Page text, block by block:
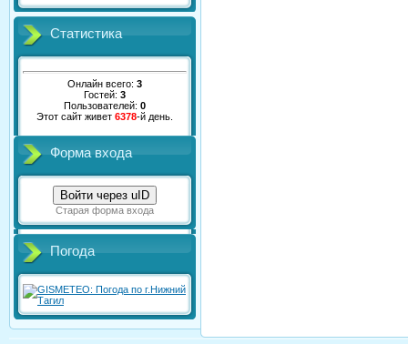
Статистика
Онлайн всего: 3
Гостей: 3
Пользователей: 0
Этот сайт живет 6378-й день.
Форма входа
Войти через uID
Старая форма входа
Погода